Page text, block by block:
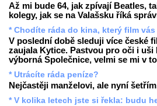
Až mi bude 64, jak zpívají Beatles,
kolegy, jak se na Valašsku říká
* Chodíte ráda do kina, který film
V poslední době sleduji více české
zaujala Kytice. Pastvou pro oči i uši
výborná Společnice, velmi se mi v
* Utrácíte ráda peníze?
Nejčastěji manželovi, ale nyní
* V kolika letech jste si řekla: budu